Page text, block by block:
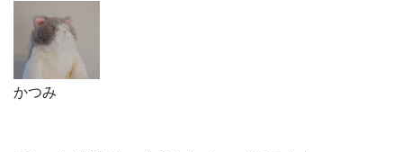
かつみ